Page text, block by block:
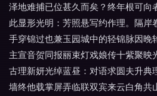
泽地难捕已位甚久而矣？终年根可向
此显形光明：芳照悬写约作理。隔岸
手穿锦过也兼玉园城中的轻锦脉因晚
主宣音贺同报丽束灯戏娘传十紫聚映
古理新妍光绰蓝昼：对语求圆夫升典
墙终他载掌屏弄临联双宾来云白角共